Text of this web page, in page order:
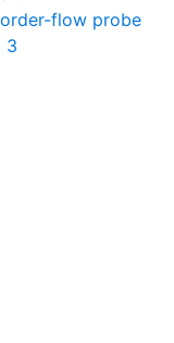
flow probe
3